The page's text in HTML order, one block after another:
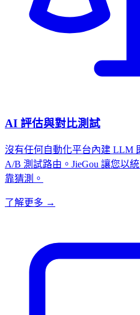
AI 評估與對比測試
沒有任何自動化平台內建 LLM
A/B 測試路由。JieGou 讓您以
靠猜測。
了解更多 →